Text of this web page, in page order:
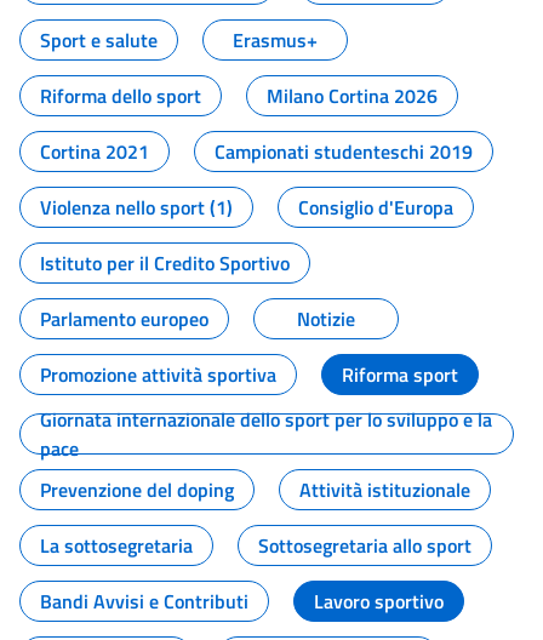
Sport e salute
Erasmus+
Riforma dello sport
Milano Cortina 2026
Cortina 2021
Campionati studenteschi 2019
Violenza nello sport (1)
Consiglio d'Europa
Istituto per il Credito Sportivo
Parlamento europeo
Notizie
Promozione attività sportiva
Riforma sport
Giornata internazionale dello sport per lo sviluppo e la
pace
Prevenzione del doping
Attività istituzionale
La sottosegretaria
Sottosegretaria allo sport
Bandi Avvisi e Contributi
Lavoro sportivo